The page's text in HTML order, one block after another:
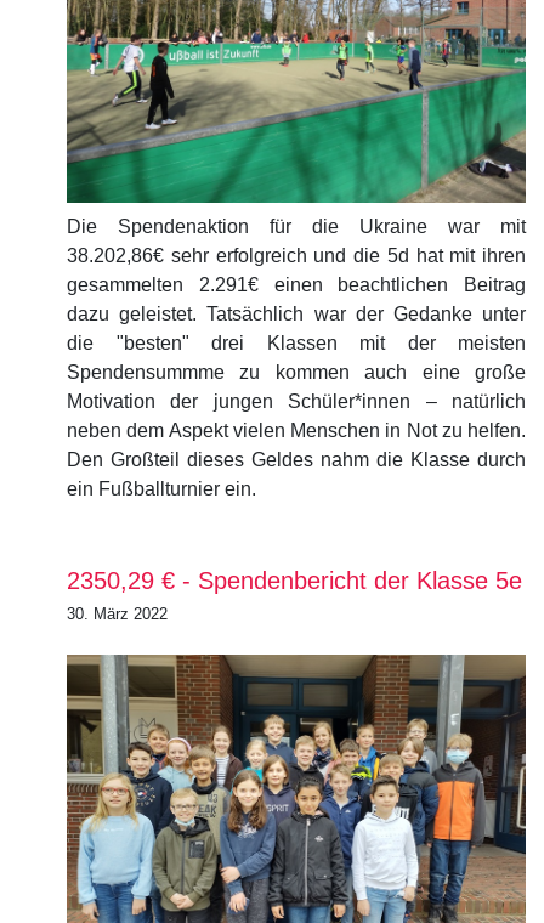
Die Spendenaktion für die Ukraine war mit
38.202,86€ sehr erfolgreich und die 5d hat mit ihren
gesammelten 2.291€ einen beachtlichen Beitrag
dazu geleistet. Tatsächlich war der Gedanke unter
die "besten" drei Klassen mit der meisten
Spendensummme zu kommen auch eine große
Motivation der jungen Schüler*innen – natürlich
neben dem Aspekt vielen Menschen in Not zu helfen.
Den Großteil dieses Geldes nahm die Klasse durch
ein Fußballturnier ein.
2350,29 € - Spendenbericht der Klasse 5e
30. März 2022